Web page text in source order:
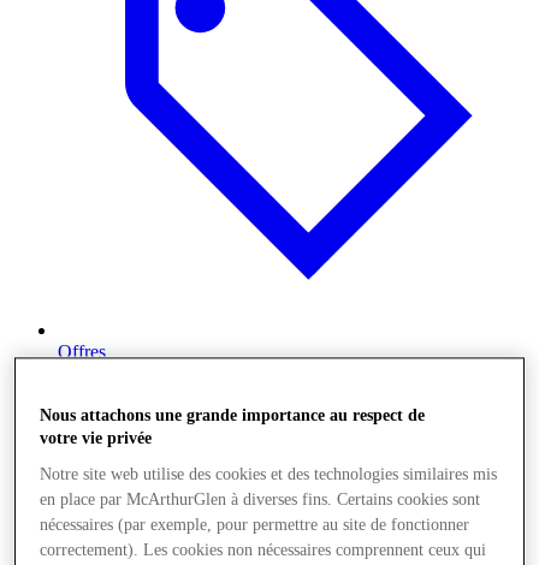
Offres
Nous attachons une grande importance au respect de
votre vie privée
Notre site web utilise des cookies et des technologies similaires mis
en place par McArthurGlen à diverses fins. Certains cookies sont
nécessaires (par exemple, pour permettre au site de fonctionner
correctement). Les cookies non nécessaires comprennent ceux qui